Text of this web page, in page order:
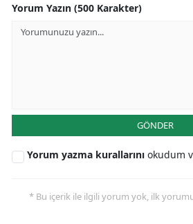
Yorum Yazın (500 Karakter)
GÖNDER
Yorum yazma kurallarını okudum
* Bu içerik ile ilgili yorum yok, ilk yorumu